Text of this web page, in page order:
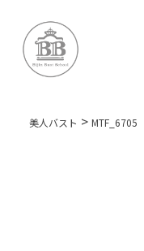
美人バスト > MTF_6705